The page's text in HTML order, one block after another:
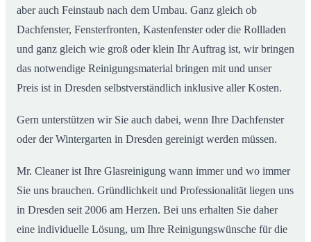
aber auch Feinstaub nach dem Umbau. Ganz gleich ob
Dachfenster, Fensterfronten, Kastenfenster oder die Rollladen
und ganz gleich wie groß oder klein Ihr Auftrag ist, wir bringen
das notwendige Reinigungsmaterial bringen mit und unser
Preis ist in Dresden selbstverständlich inklusive aller Kosten.
Gern unterstützen wir Sie auch dabei, wenn Ihre Dachfenster
oder der Wintergarten in Dresden gereinigt werden müssen.
Mr. Cleaner ist Ihre Glasreinigung wann immer und wo immer
Sie uns brauchen. Gründlichkeit und Professionalität liegen uns
in Dresden seit 2006 am Herzen. Bei uns erhalten Sie daher
eine individuelle Lösung, um Ihre Reinigungswünsche für die